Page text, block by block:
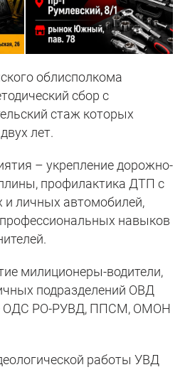
облисполкома
сбор с
стаж которых
лет.
– укрепление дорожно-
профилактика ДТП с
личных автомобилей,
навыков
милиционеры-водители,
подразделений ОВД
ОДС РО-РУВД, ППСМ, ОМОН
работы УВД